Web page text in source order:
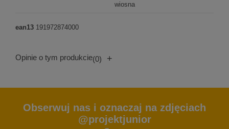
wiosna
ean13 191972874000
Opinie o tym produkcie(0) +
Obserwuj nas i oznaczaj na zdjęciach
@projektjunior